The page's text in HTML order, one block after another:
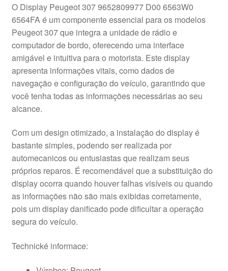
O Display Peugeot 307 9652809977 D00 6563W0
6564FA é um componente essencial para os modelos
Peugeot 307 que integra a unidade de rádio e
computador de bordo, oferecendo uma interface
amigável e intuitiva para o motorista. Este display
apresenta informações vitais, como dados de
navegação e configuração do veículo, garantindo que
você tenha todas as informações necessárias ao seu
alcance.
Com um design otimizado, a instalação do display é
bastante simples, podendo ser realizada por
automecanicos ou entusiastas que realizam seus
próprios reparos. É recomendável que a substituição do
display ocorra quando houver falhas visíveis ou quando
as informações não são mais exibidas corretamente,
pois um display danificado pode dificultar a operação
segura do veículo.
Technické informace: